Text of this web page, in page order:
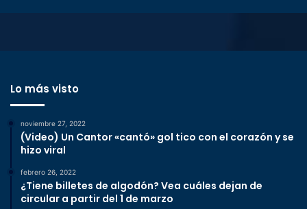
Lo más visto
noviembre 27, 2022
(Video) Un Cantor «cantó» gol tico con el corazón y se
hizo viral
febrero 26, 2022
¿Tiene billetes de algodón? Vea cuáles dejan de
circular a partir del 1 de marzo